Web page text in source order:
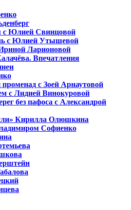
с Юлией Свинцовой
с Юлией Утышевой
Ларионовой
Впечатления
с Зоей Арнаутовой
с Лидией Винокуровой
без пафоса с Александрой
Кирилла Олюшкина
Софиенко